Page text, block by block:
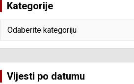
Kategorije
Vijesti po datumu